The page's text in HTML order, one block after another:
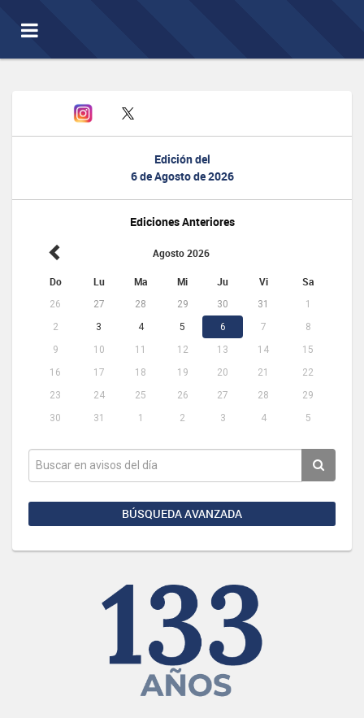
Toggle
navigation
Edición del
6 de Agosto de 2026
Ediciones Anteriores
Agosto 2026
Do Lu Ma Mi Ju Vi Sa
26 27 28 29 30 31
1
2
3 4 5 6 7
8
9
10 11 12 13 14
15
16
17 18 19 20 21
22
23
24 25 26 27 28
29
30
31 1 2 3 4 5
BÚSQUEDA AVANZADA